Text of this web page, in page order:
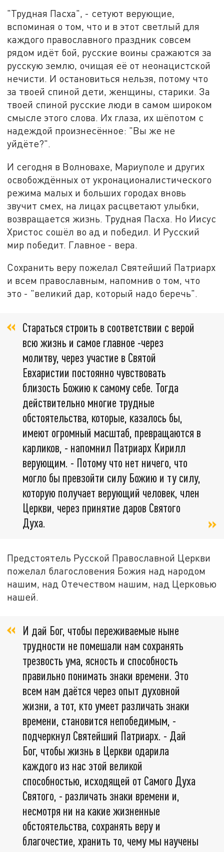
"Трудная Пасха", - сетуют верующие,
вспоминая о том, что и в этот светлый для
каждого православного праздник совсем
рядом идёт бой, русские воины сражаются за
русскую землю, очищая её от неонацистской
нечисти. И остановиться нельзя, потому что
за твоей спиной дети, женщины, старики. За
твоей спиной русские люди в самом широком
смысле этого слова. Их глаза, их шёпотом с
надеждой произнесённое: "Вы же не
уйдёте?".
И сегодня в Волновахе, Мариуполе и других
освобождённых от укронационалистического
режима малых и больших городах вновь
звучит смех, на лицах расцветают улыбки,
возвращается жизнь. Трудная Пасха. Но Иисус
Христос сошёл во ад и победил. И Русский
мир победит. Главное - вера.
Сохранить веру пожелал Святейший Патриарх
и всем православным, напомнив о том, что
это - "великий дар, который надо беречь".
Стараться строить в соответствии с верой
всю жизнь и самое главное -через
молитву, через участие в Святой
Евхаристии постоянно чувствовать
близость Божию к самому себе. Тогда
действительно многие трудные
обстоятельства, которые, казалось бы,
имеют огромный масштаб, превращаются в
карликов, - напомнил Патриарх Кирилл
верующим. - Потому что нет ничего, что
могло бы превзойти силу Божию и ту силу,
которую получает верующий человек, член
Церкви, через принятие даров Святого
Духа.
Предстоятель Русской Православной Церкви
пожелал благословения Божия над народом
нашим, над Отечеством нашим, над Церковью
нашей.
И дай Бог, чтобы переживаемые ныне
трудности не помешали нам сохранять
трезвость ума, ясность и способность
правильно понимать знаки времени. Это
всем нам даётся через опыт духовной
жизни, а тот, кто умеет различать знаки
времени, становится непобедимым, -
подчеркнул Святейший Патриарх. - Дай
Бог, чтобы жизнь в Церкви одарила
каждого из нас этой великой
способностью, исходящей от Самого Духа
Святого, - различать знаки времени и,
несмотря ни на какие жизненные
обстоятельства, сохранять веру и
благочестие, хранить то, чему мы научены